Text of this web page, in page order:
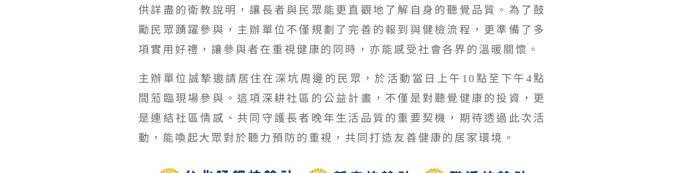
供詳盡的衛教說明，讓長者與民眾能更直觀地了解自身的聽覺品質。為了鼓
勵民眾踴躍參與，主辦單位不僅規劃了完善的報到與健檢流程，更準備了多
項實用好禮，讓參與者在重視健康的同時，亦能感受社會各界的溫暖關懷。
主辦單位誠摯邀請居住在深坑周邊的民眾，於活動當日上午10點至下午4點
間蒞臨現場參與。這項深耕社區的公益計畫，不僅是對聽覺健康的投資，更
是連結社區情感、共同守護長者晚年生活品質的重要契機，期待透過此次活
動，能喚起大眾對於聽力預防的重視，共同打造友善健康的居家環境。